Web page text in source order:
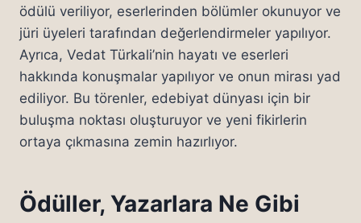
ödülü veriliyor, eserlerinden bölümler okunuyor ve
jüri üyeleri tarafından değerlendirmeler yapılıyor.
Ayrıca, Vedat Türkali’nin hayatı ve eserleri
hakkında konuşmalar yapılıyor ve onun mirası yad
ediliyor. Bu törenler, edebiyat dünyası için bir
buluşma noktası oluşturuyor ve yeni fikirlerin
ortaya çıkmasına zemin hazırlıyor.
Ödüller, Yazarlara Ne Gibi